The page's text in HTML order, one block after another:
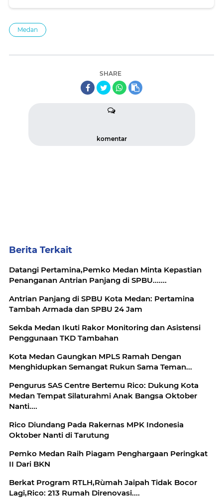
Medan
SHARE
komentar
Berita Terkait
Datangi Pertamina,Pemko Medan Minta Kepastian
Penanganan Antrian Panjang di SPBU.......
Antrian Panjang di SPBU Kota Medan: Pertamina
Tambah Armada dan SPBU 24 Jam
Sekda Medan Ikuti Rakor Monitoring dan Asistensi
Penggunaan TKD Tambahan
Kota Medan Gaungkan MPLS Ramah Dengan
Menghidupkan Semangat Rukun Sama Teman...
Pengurus SAS Centre Bertemu Rico: Dukung Kota
Medan Tempat Silaturahmi Anak Bangsa Oktober
Nanti....
Rico Diundang Pada Rakernas MPK Indonesia
Oktober Nanti di Tarutung
Pemko Medan Raih Piagam Penghargaan Peringkat
II Dari BKN
Berkat Program RTLH,Rùmah Jaipah Tidak Bocor
Lagi,Rico: 213 Rumah Direnovasi....